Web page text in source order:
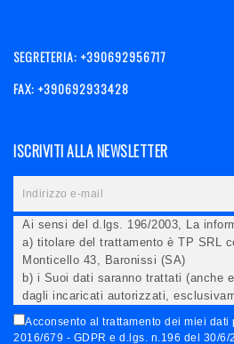
SEGRETERIA: +390692956717
FAX: +390692933428
ISCRIVITI ALLA NEWSLETTER
Ai sensi del d.lgs. 196/2003, La
a) titolare del trattamento è TP SRL
Monticello 43, Baronissi (SA)
b) i Suoi dati saranno trattati (anche
dagli incaricati autorizzati,
all'invio della newsletter e per l'invio
informazioni relative alle iniziative del
Acconsento al trattamento dei miei
2016/679 - GDPR e d.lgs. n.196 del 30/6/